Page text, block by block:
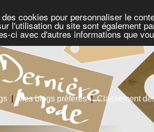
cookies pour personnaliser le
l'utilisation du site sont également
ci avec d'autres informations que
| Mes blogs préférés|Classement